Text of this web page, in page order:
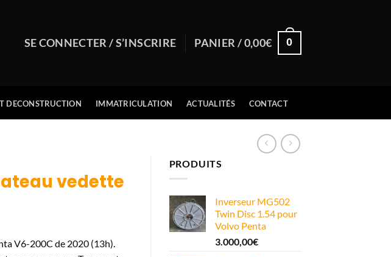
SE CONNECTER / S’INSCRIRE PANIER /0,00€ 0
DECONSTRUCTION IMMATRICULATION ACTUALITÉS CONTACT
PRODUITS
Inverseur MG502
Twin Disc 1.54 pour
Volvo Penta
3.000,00€
vedette
V6-200C de 2020 (13h).